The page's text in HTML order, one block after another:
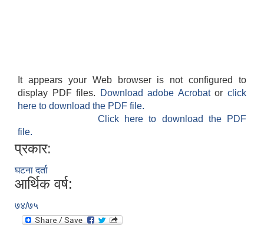
It appears your Web browser is not configured to
display PDF files.
Download adobe Acrobatorclick
here to download the PDF file.
Click here to download the PDF
file.
प्रकार:
घटना दर्ता
आर्थिक वर्ष:
७४/७५